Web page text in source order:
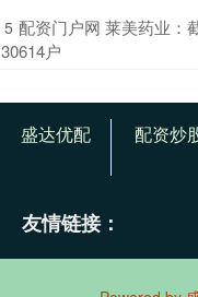
5 配资门户网 莱美药业：
30614户
盛达优配 配资炒
友情链接：